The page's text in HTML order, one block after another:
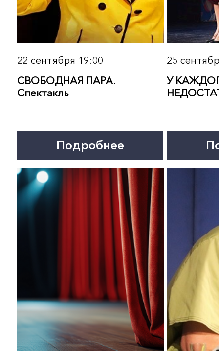
3 октября 12:00
Мюзикл
8 октября 13:00
МАГОМАЕВУ И АННЕ
ГЕРМАН. Концерт
10 октября 12:00
Спектакль
10 октября 18:00
ОСТРОВ СОКРОВИЩ.
Мюзикл